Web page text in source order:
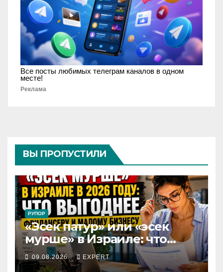
Все посты любимых телеграм каналов в одном
месте!
Реклама
ВЫ ПРОПУСТИЛИ
РУПОР
«Эсек патур» или «эсек
мурше» в Израиле: что
выгоднее фрилансеру и
малому бизнесу в 2026 году
09.08.2026 EXPERT